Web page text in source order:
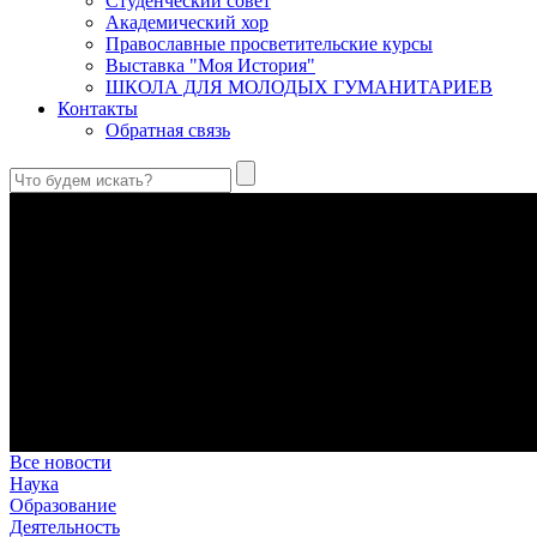
Академический хор
Православные просветительские курсы
Выставка "Моя История"
ШКОЛА ДЛЯ МОЛОДЫХ ГУМАНИТАРИЕВ
Контакты
Обратная связь
Все новости
Наука
Образование
Деятельность